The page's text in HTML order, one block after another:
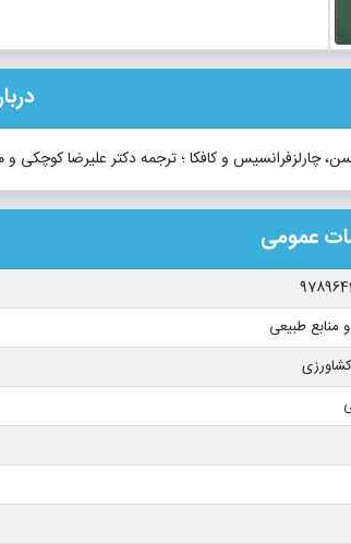
چارلزفرانسیس و کافکا ؛ ترجمه دکتر علیرضا
عمومی
منابع طبیعی